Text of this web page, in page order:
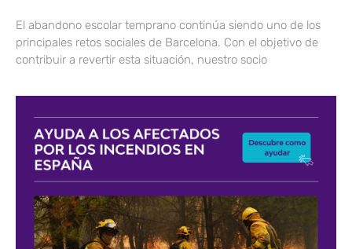
El abandono escolar temprano continúa siendo uno de los
principales retos sociales de Barcelona. Con el objetivo de
contribuir a revertir esta situación, nuestro socio